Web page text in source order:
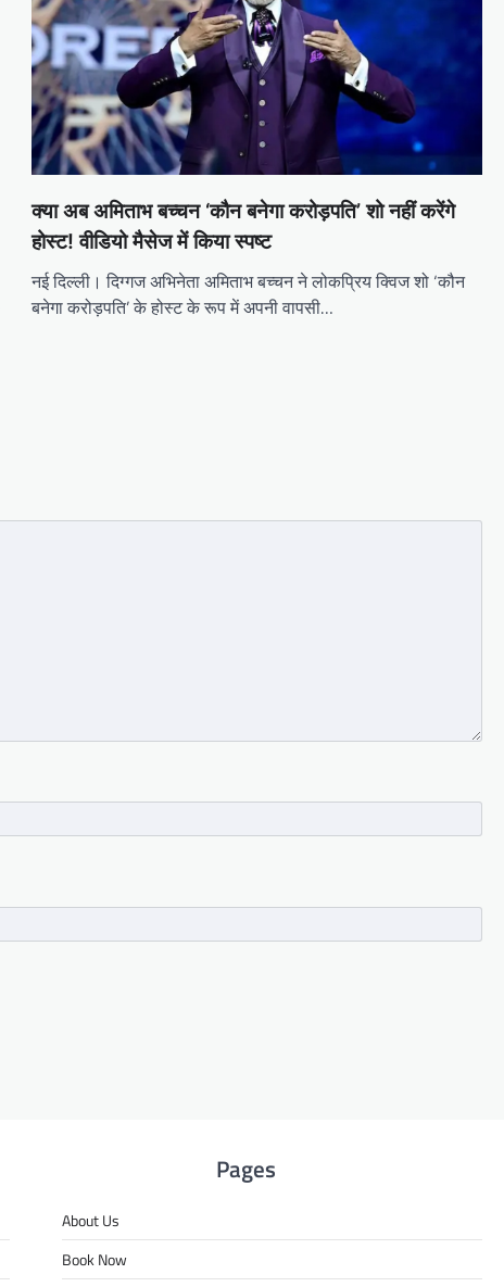
क्या अब अमिताभ बच्चन ‘कौन बनेगा करोड़पति’ शो नहीं करेंगे
होस्ट! वीडियो मैसेज में किया स्पष्ट
नई दिल्ली। दिग्गज अभिनेता अमिताभ बच्चन ने लोकप्रिय क्विज शो ‘कौन
बनेगा करोड़पति’ के होस्ट के रूप में अपनी वापसी…
Pages
About Us
Book Now